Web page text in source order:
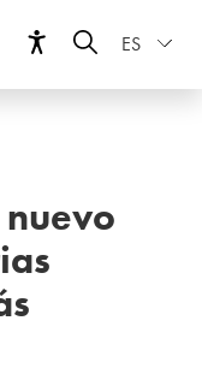
ES